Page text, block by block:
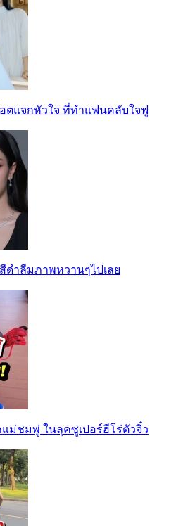
ตแจกหัวใจ ที่ทำแฟนคลับใจฟู
ำลืมภาพหวานๆไปเลย
แม่ชมพู่ ในลุคซูเปอร์ฮีโร่ตัวจิ๋ว